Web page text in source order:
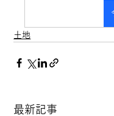
土地
最新記事